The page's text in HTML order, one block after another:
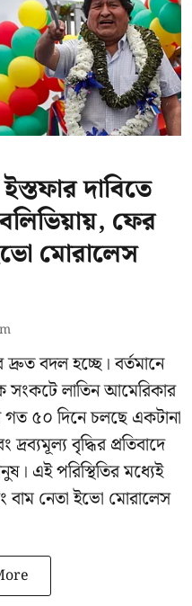
দাবিতে
ফের
মোরালেস
দ্রুত বদল হচ্ছে। বর্তমানে
সংকটে লাতিন আমেরিকার
গত ৫০ দিনে চলছে একটানা
বৃদ্ধির প্রতিবাদে
এই পরিস্থিতির মধ্যেই
বাম নেতাইভো মোরালেস